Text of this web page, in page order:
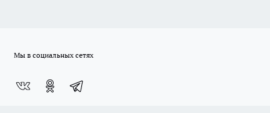
Мы в социальных сетях